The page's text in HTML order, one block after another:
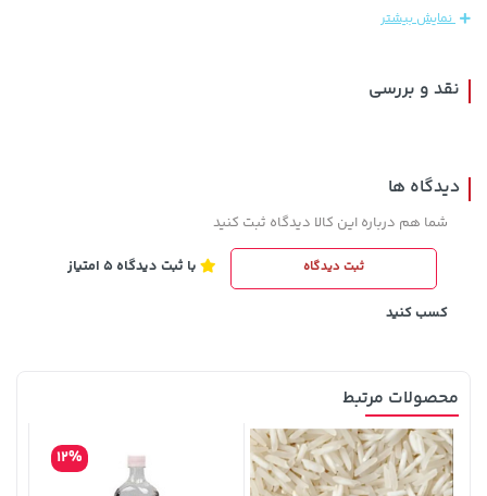
165,900
خرید
238,000 تومان
نمایش بیشتر
نقد و بررسی
دیدگاه ها
شما هم درباره این کالا دیدگاه ثبت کنید
ثبت دیدگاه با ثبت دیدگاه 5 امتیاز
کسب کنید
محصولات مرتبط
12%